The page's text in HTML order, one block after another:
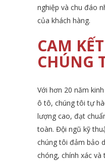
nghiệp và chu đáo
của khách hàng.
CAM
CHÚNG
Với hơn 20 năm
ô tô, chúng tôi tự
lượng cao, đạt
toàn. Đội ngũ kỹ
chúng tôi đảm bảo
chóng, chính xác